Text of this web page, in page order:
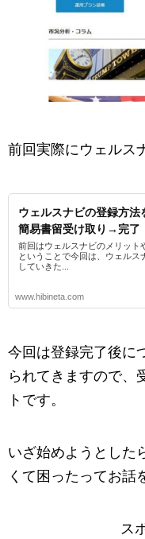
前回実際にウェルス
ウェルスナビの登録方
簡易書留受け取り→完了
前回はウェルスナビのメリット
ということで今回は、ウェルス
していきた...
www.hibineta.com
今回は登録完了後に
られてきますので、
トです。
いざ始めようとした
くて困ったってお話
ス